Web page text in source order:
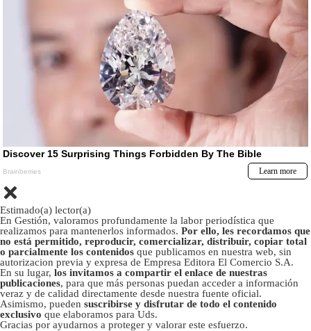
Estimado(a) lector(a)
En Gestión, valoramos profundamente la labor periodística que
realizamos para mantenerlos informados. Por ello, les recordamos que
no está permitido, reproducir, comercializar, distribuir, copiar total
o parcialmente los contenidos que publicamos en nuestra web, sin
autorizacion previa y expresa de Empresa Editora El Comercio S.A.
En su lugar, los invitamos a compartir el enlace de nuestras
publicaciones, para que más personas puedan acceder a información
veraz y de calidad directamente desde nuestra fuente oficial.
Asimismo, pueden suscribirse y disfrutar de todo el contenido
exclusivo que elaboramos para Uds.
Gracias por ayudarnos a proteger y valorar este esfuerzo.